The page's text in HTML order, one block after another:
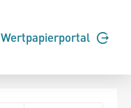
Wertpapierportal